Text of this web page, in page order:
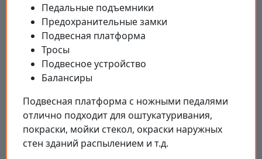
Педальные подъемники
Предохранительные замки
Подвесная платформа
Тросы
Подвесное устройство
Балансиры
Подвесная платформа с ножными педалями
отлично подходит для оштукатуривания,
покраски, мойки стекол, окраски наружных
стен зданий распылением и т.д.